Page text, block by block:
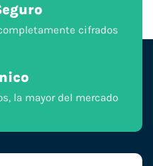
cifrados
la mayor del mercado